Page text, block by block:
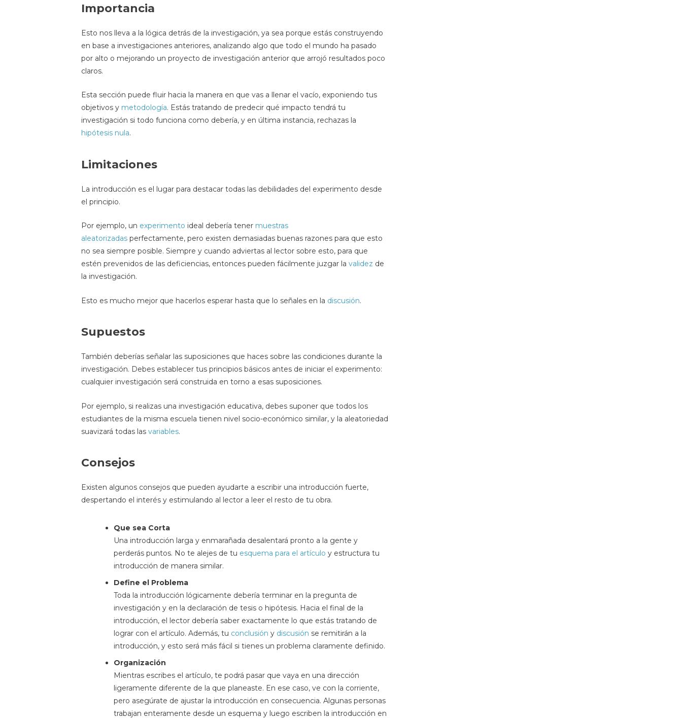
Importancia
Esto nos lleva a la lógica detrás de la investigación, ya sea porque estás construyendo
en base a investigaciones anteriores, analizando algo que todo el mundo ha pasado
por alto o mejorando un proyecto de investigación anterior que arrojó resultados poco
claros.
Esta sección puede fluir hacia la manera en que vas a llenar el vacío, exponiendo tus
objetivos y metodología. Estás tratando de predecir qué impacto tendrá tu
investigación si todo funciona como debería, y en última instancia, rechazas la
hipótesis nula.
Limitaciones
La introducción es el lugar para destacar todas las debilidades del experimento desde
el principio.
Por ejemplo, un experimento ideal debería tener muestras
aleatorizadas perfectamente, pero existen demasiadas buenas razones para que esto
no sea siempre posible. Siempre y cuando adviertas al lector sobre esto, para que
estén prevenidos de las deficiencias, entonces pueden fácilmente juzgar la validez de
la investigación.
Esto es mucho mejor que hacerlos esperar hasta que lo señales en la discusión.
Supuestos
También deberías señalar las suposiciones que haces sobre las condiciones durante la
investigación. Debes establecer tus principios básicos antes de iniciar el experimento:
cualquier investigación será construida en torno a esas suposiciones.
Por ejemplo, si realizas una investigación educativa, debes suponer que todos los
estudiantes de la misma escuela tienen nivel socio-económico similar, y la aleatoriedad
suavizará todas las variables.
Consejos
Existen algunos consejos que pueden ayudarte a escribir una introducción fuerte,
despertando el interés y estimulando al lector a leer el resto de tu obra.
Que sea Corta
Una introducción larga y enmarañada desalentará pronto a la gente y
perderás puntos. No te alejes de tu esquema para el artículo y estructura tu
introducción de manera similar.
Define el Problema
Toda la introducción lógicamente debería terminar en la pregunta de
investigación y en la declaración de tesis o hipótesis. Hacia el final de la
introducción, el lector debería saber exactamente lo que estás tratando de
lograr con el artículo. Además, tu conclusión y discusión se remitirán a la
introducción, y esto será más fácil si tienes un problema claramente definido.
Organización
Mientras escribes el artículo, te podrá pasar que vaya en una dirección
ligeramente diferente de la que planeaste. En ese caso, ve con la corriente,
pero asegúrate de ajustar la introducción en consecuencia. Algunas personas
trabajan enteramente desde un esquema y luego escriben la introducción en